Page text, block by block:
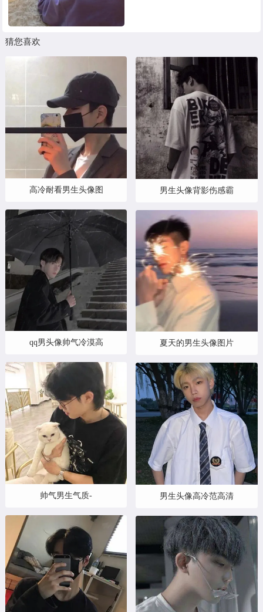
猜您喜欢
高冷耐看男生头像图
qq男头像帅气冷漠高
帅气男生气质-
男生头像背影伤感霸
夏天的男生头像图片
男生头像高冷范高清